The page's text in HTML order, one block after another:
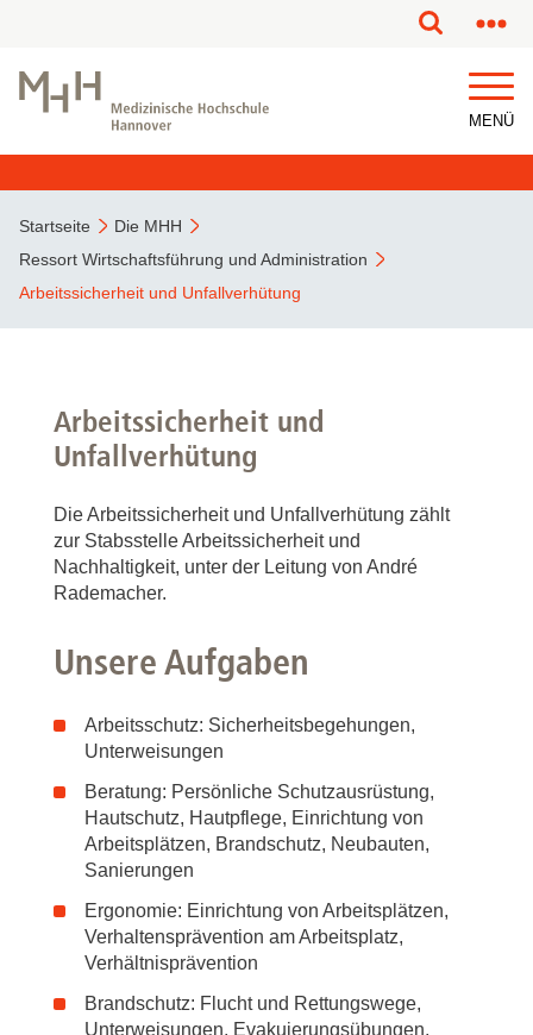
MENÜ
Startseite
Die MHH
Ressort Wirtschaftsführung und Administration
Arbeitssicherheit und Unfallverhütung
Arbeitssicherheit und
Unfallverhütung
Die Arbeitssicherheit und Unfallverhütung zählt
zur Stabsstelle Arbeitssicherheit und
Nachhaltigkeit, unter der Leitung von André
Rademacher.
Unsere Aufgaben
Arbeitsschutz: Sicherheitsbegehungen,
Unterweisungen
Beratung: Persönliche Schutzausrüstung,
Hautschutz, Hautpflege, Einrichtung von
Arbeitsplätzen, Brandschutz, Neubauten,
Sanierungen
Ergonomie: Einrichtung von Arbeitsplätzen,
Verhaltensprävention am Arbeitsplatz,
Verhältnisprävention
Brandschutz: Flucht und Rettungswege,
Unterweisungen, Evakuierungsübungen,